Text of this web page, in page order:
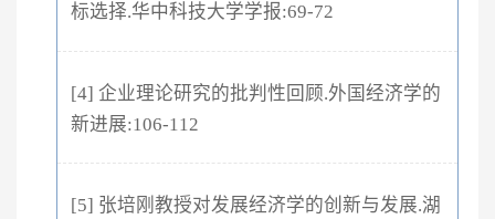
标选择.华中科技大学学报:69-72
[4] 企业理论研究的批判性回顾.外国经济学的
新进展:106-112
[5] 张培刚教授对发展经济学的创新与发展.湖